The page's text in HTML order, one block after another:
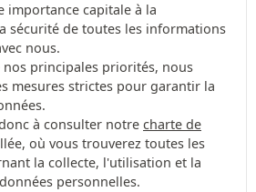
importance capitale à la
sécurité de toutes les informations
nous.
nos principales priorités, nous
mesures strictes pour garantir la
à consulter notre charte de
où vous trouverez toutes les
la collecte, l'utilisation et la
personnelles.